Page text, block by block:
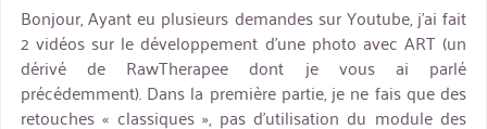
Bonjour, Ayant eu plusieurs demandes sur Youtube, j’ai fait
2 vidéos sur le développement d’une photo avec ART (un
dérivé de RawTherapee dont je vous ai parlé
précédemment). Dans la première partie, je ne fais que des
retouches « classiques », pas d’utilisation du module des